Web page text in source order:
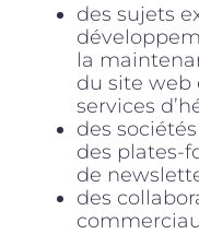
des sujets
la
du site web
services
des
des plates-
de
des